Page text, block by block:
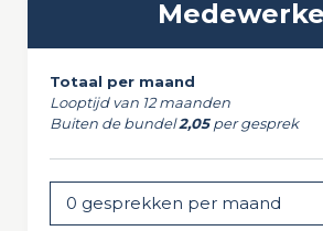
Totaal per maand
Looptijd van 12 maanden
Buiten de bundel2,05per gesprek